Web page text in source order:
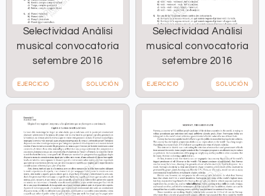
Selectividad Anàlisi
musical convocatoria
setembre 2016
EJERCICIO SOLUCIÓN
Selectividad Anàlisi
musical convocatoria
setembre 2016
EJERCICIO SOLUCIÓN